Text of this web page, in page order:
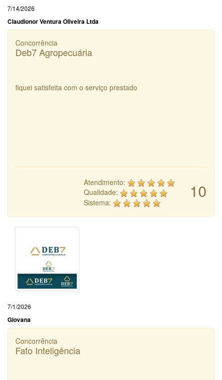
7/14/2026
Claudionor Ventura Oliveira Ltda
Concorrência
Deb7 Agropecuária
fiquei satisfeita com o serviço prestado
10
Atendimento:
Qualidade:
Sistema:
7/1/2026
Giovana
Concorrência
Fato Inteligência